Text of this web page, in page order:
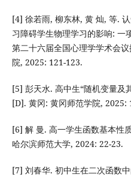
[4] 徐若雨, 柳东林, 黄 灿, 等.
习障碍学生物理学习的影响: 一
第二十六届全国心理学学术会
院, 2025: 121-123.
[5] 彭天水. 高中生“随机变量及
[D]. 黄冈: 黄冈师范学院, 2025:
[6] 解 曼. 高一学生函数基本性
哈尔滨师范大学, 2024: 22-23.
[7] 刘春华. 初中生在二次函数